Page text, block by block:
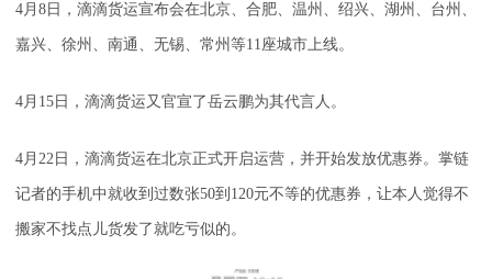
4月8日，滴滴货运宣布会在北京、合肥、温州、绍兴、湖州、台州、
嘉兴、徐州、南通、无锡、常州等11座城市上线。
4月15日，滴滴货运又官宣了岳云鹏为其代言人。
4月22日，滴滴货运在北京正式开启运营，并开始发放优惠券。掌链
记者的手机中就收到过数张50到120元不等的优惠券，让本人觉得不
搬家不找点儿货发了就吃亏似的。